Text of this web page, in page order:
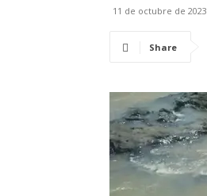
11 de octubre de 2023
Share